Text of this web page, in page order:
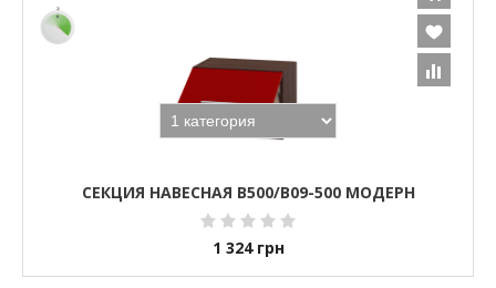
СЕКЦИЯ НАВЕСНАЯ В500/В09-500 МОДЕРН
1 324 грн